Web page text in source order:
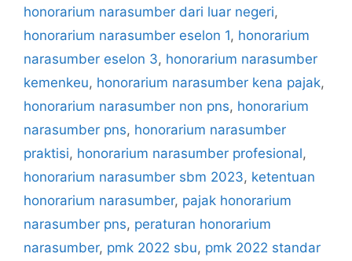
honorarium narasumber dari luar negeri,
honorarium narasumber eselon 1, honorarium
narasumber eselon 3, honorarium narasumber
kemenkeu, honorarium narasumber kena pajak,
honorarium narasumber non pns, honorarium
narasumber pns, honorarium narasumber
praktisi, honorarium narasumber profesional,
honorarium narasumber sbm 2023, ketentuan
honorarium narasumber, pajak honorarium
narasumber pns, peraturan honorarium
narasumber, pmk 2022 sbu, pmk 2022 standar